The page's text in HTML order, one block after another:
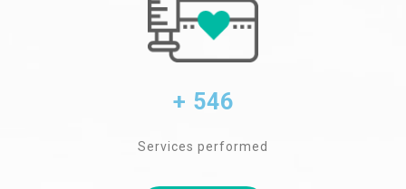
+ 546
Services performed